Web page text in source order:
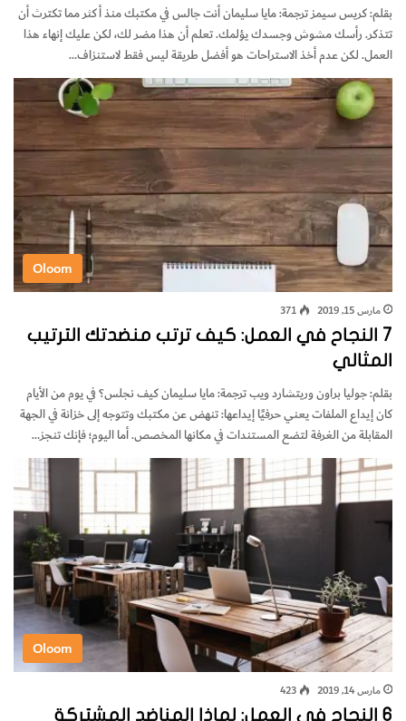
بقلم: كريس سيمز ترجمة: مايا سليمان أنت جالس في مكتبك منذ أكثر مما تكترث أن
تتذكر. رأسك مشوش وجسدك يؤلمك. تعلم أن هذا مضر لك، لكن عليك إنهاء هذا
العمل. لكن عدم أخذ الاستراحات هو أفضل طريقة ليس فقط لاستنزاف…
Oloom
مارس 15, 2019 371
7 النجاح في العمل: كيف ترتب منضدتك الترتيب
المثالي
بقلم: جوليا براون وريتشارد ويب ترجمة: مايا سليمان كيف نجلس؟ في يوم من الأيام
كان إيداع الملفات يعني حرفيًا إيداعها: تنهض عن مكتبك وتتوجه إلى خزانة في الجهة
المقابلة من الغرفة لتضع المستندات في مكانها المخصص. أما اليوم؛ فإنك تنجز…
Oloom
مارس 14, 2019 423
6 النجاح في العمل: لماذا المناضد المشتركة